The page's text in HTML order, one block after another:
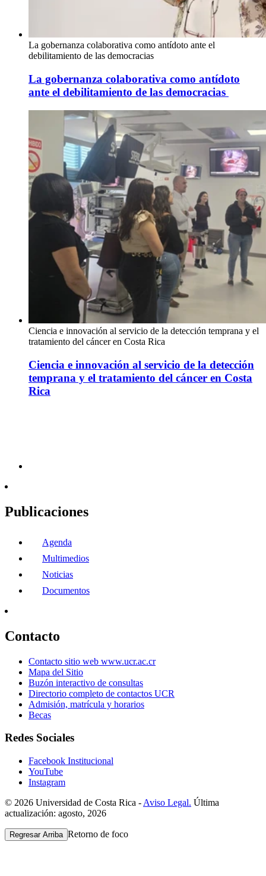
La gobernanza colaborativa como antídoto ante el
debilitamiento de las democracias
La gobernanza colaborativa como antídoto
ante el debilitamiento de las democracias
Ciencia e innovación al servicio de la detección temprana y el
tratamiento del cáncer en Costa Rica
Ciencia e innovación al servicio de la detección
temprana y el tratamiento del cáncer en Costa
Rica
Publicaciones
Agenda
Multimedios
Noticias
Documentos
Contacto
Contacto sitio web www.ucr.ac.cr
Mapa del Sitio
Buzón interactivo de consultas
Directorio completo de contactos UCR
Admisión, matrícula y horarios
Becas
Redes Sociales
Facebook Institucional
YouTube
Instagram
© 2026 Universidad de Costa Rica - Aviso Legal. Última
actualización: agosto, 2026
Regresar Arriba Retorno de foco